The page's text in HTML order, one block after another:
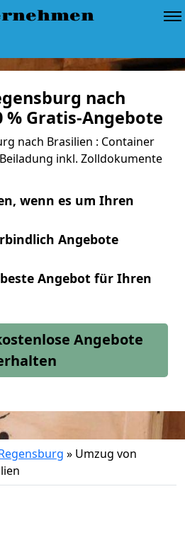
nach
% Gratis-Angebote
nach Brasilien : Container
inkl. Zolldokumente
wenn es um Ihren
Angebote
Angebot für Ihren
Angebote
» Umzug von